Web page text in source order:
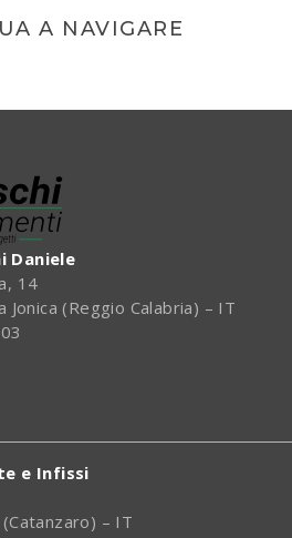
A NAVIGARE
Daniele
14
(Reggio Calabria) – IT
e Infissi
– IT